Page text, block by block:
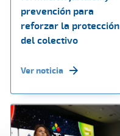
prevención para
reforzar la protección
del colectivo
Ver noticia